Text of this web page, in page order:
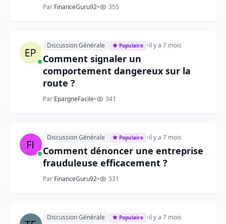
Par FinanceGuru92• 355
Discussion Générale Populaire •il y a 7 mois
Comment signaler un
comportement dangereux sur la
route ?
Par EpargneFacile• 341
Discussion Générale Populaire •il y a 7 mois
Comment dénoncer une entreprise
frauduleuse efficacement ?
Par FinanceGuru92• 331
Discussion Générale Populaire •il y a 7 mois